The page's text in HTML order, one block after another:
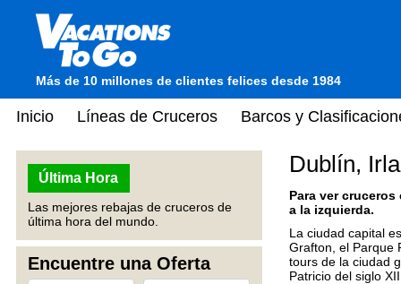
Más de 10 millones de clientes felices desde 1984
Inicio Líneas de Cruceros Barcos y
Última Hora
Las mejores rebajas de cruceros de
última hora del mundo.
Encuentre una Oferta
Dublín,
Para ver
a la izquierda.
La ciudad capital
Grafton, el Parque
tours de la ciudad
Patricio del siglo